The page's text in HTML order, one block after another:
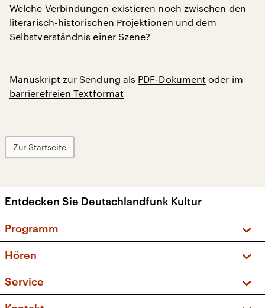
Welche Verbindungen existieren noch zwischen den
literarisch-historischen Projektionen und dem
Selbstverständnis einer Szene?
Manuskript zur Sendung als PDF-Dokument oder im
barrierefreien Textformat
Zur Startseite
Entdecken Sie Deutschlandfunk Kultur
Programm
Sendungen und Podcasts
Musikliste
Hören
Frequenzen (UKW + DAB+)
Service
FAQ